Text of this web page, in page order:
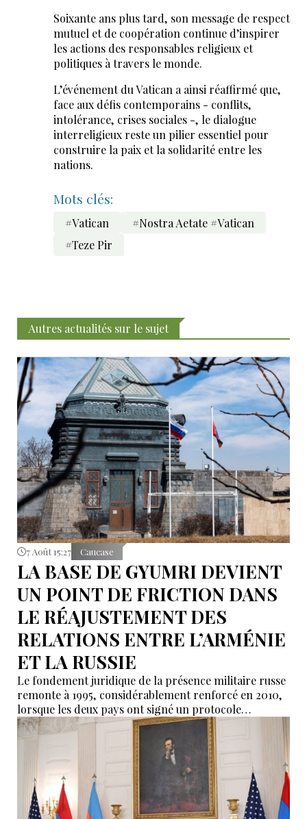
Soixante ans plus tard, son message de respect
mutuel et de coopération continue d’inspirer
les actions des responsables religieux et
politiques à travers le monde.
L’événement du Vatican a ainsi réaffirmé que,
face aux défis contemporains - conflits,
intolérance, crises sociales -, le dialogue
interreligieux reste un pilier essentiel pour
construire la paix et la solidarité entre les
nations.
Mots clés:
#Vatican
#Nostra Aetate #Vatican
#Teze Pir
Autres actualités sur le sujet
7 Août 15:27 Caucase
LA BASE DE GYUMRI DEVIENT
UN POINT DE FRICTION DANS
LE RÉAJUSTEMENT DES
RELATIONS ENTRE L’ARMÉNIE
ET LA RUSSIE
Le fondement juridique de la présence militaire russe
remonte à 1995, considérablement renforcé en 2010,
lorsque les deux pays ont signé un protocole
additionnel prolongeant sa validité jusqu’en 2044.